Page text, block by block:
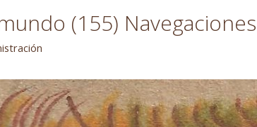
(155) Navegaciones